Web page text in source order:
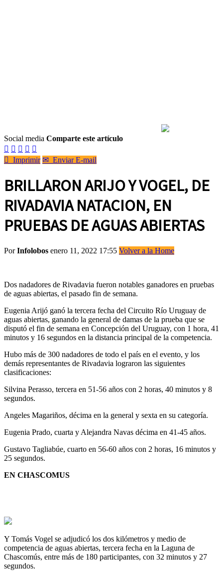
Social media Comparte este artículo
    
 Imprimir ✉ Enviar E-mail
BRILLARON ARIJO Y VOGEL, DE
RIVADAVIA NATACION, EN
PRUEBAS DE AGUAS ABIERTAS
PorInfolobos enero 11, 2022 17:55 Volver a la Home
Dos nadadores de Rivadavia fueron notables ganadores en pruebas
de aguas abiertas, el pasado fin de semana.
Eugenia Arijó ganó la tercera fecha del Circuito Río Uruguay de
aguas abiertas, ganando la general de damas de la prueba que se
disputó el fin de semana en Concepción del Uruguay, con 1 hora, 41
minutos y 16 segundos en la distancia principal de la competencia.
Hubo más de 300 nadadores de todo el país en el evento, y los
demás representantes de Rivadavia lograron las siguientes
clasificaciones:
Silvina Perasso, tercera en 51-56 años con 2 horas, 40 minutos y 8
segundos.
Angeles Magariños, décima en la general y sexta en su categoría.
Eugenia Prado, cuarta y Alejandra Navas décima en 41-45 años.
Gustavo Tagliabúe, cuarto en 56-60 años con 2 horas, 16 minutos y
25 segundos.
EN CHASCOMUS
Y Tomás Vogel se adjudicó los dos kilómetros y medio de
competencia de aguas abiertas, tercera fecha en la Laguna de
Chascomús, entre más de 180 participantes, con 32 minutos y 27
segundos.